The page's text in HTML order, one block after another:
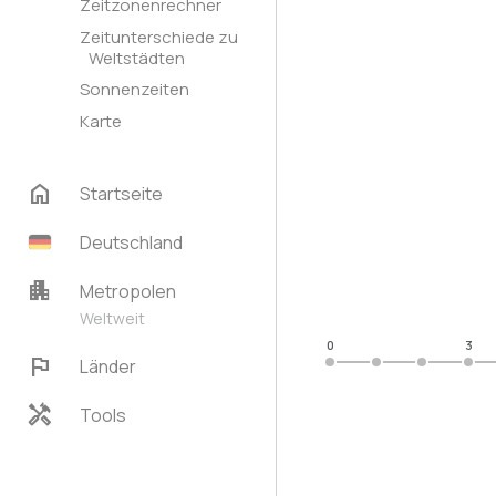
Zeitzonenrechner
Zeitunterschiede zu
Weltstädten
Sonnenzeiten
Karte
home
Startseite
Deutschland
apartment Metropolen
Weltweit
flag Länder
handyman Tools
0 3